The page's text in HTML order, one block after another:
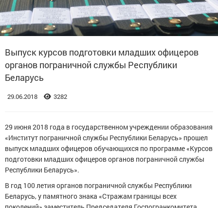
Выпуск курсов подготовки младших офицеров
органов пограничной службы Республики
Беларусь
29.06.2018 3282
29 июня 2018 года в государственном учреждении образования
«Институт пограничной службы Республики Беларусь» прошел
выпуск младших офицеров обучающихся по программе «Курсов
подготовки младших офицеров органов пограничной службы
Республики Беларусь».
В год 100 летия органов пограничной службы Республики
Беларусь, у памятного знака «Стражам границы всех